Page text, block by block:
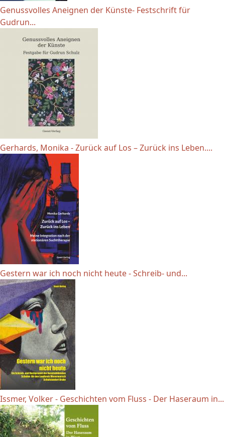
Genussvolles Aneignen der Künste- Festschrift für
Gudrun...
Gerhards, Monika - Zurück auf Los – Zurück ins Leben....
Gestern war ich noch nicht heute - Schreib- und...
Issmer, Volker - Geschichten vom Fluss - Der Haseraum in...